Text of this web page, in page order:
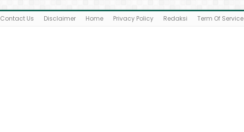
Contact Us Disclaimer Home Privacy Policy Redaksi Term Of Service